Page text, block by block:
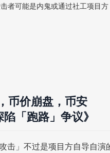
者可能是内鬼或通过社工项目方
币价崩盘，币安
「跑路」争议》
击」不过是项目方自导自演